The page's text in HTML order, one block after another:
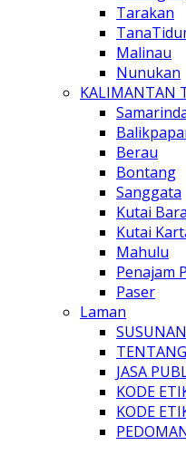
Tarakan
Malinau
Nunukan
KALIMANTAN
Berau
Bontang
Sanggata
Kutai
Kutai
Mahulu
Penajam
Paser
Laman
JASA
KODE
KODE